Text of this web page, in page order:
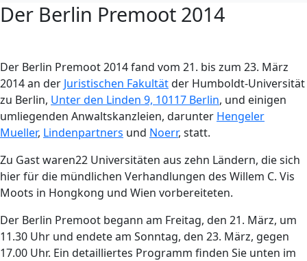
Der Berlin Premoot 2014
Der Berlin Premoot 2014 fand vom 21. bis zum 23. März
2014 an der Juristischen Fakultätder Humboldt-Universität
zu Berlin, Unter den Linden 9, 10117 Berlin, und einigen
umliegenden Anwaltskanzleien, darunter Hengeler
Mueller, Lindenpartners und Noerr, statt.
Zu Gast waren22 Universitäten aus zehn Ländern, die sich
hier für die mündlichen Verhandlungen des Willem C. Vis
Moots in Hongkong und Wien vorbereiteten.
Der Berlin Premoot begann am Freitag, den 21. März, um
11.30 Uhr und endete am Sonntag, den 23. März, gegen
17.00 Uhr. Ein detailliertes Programm finden Sie unten im